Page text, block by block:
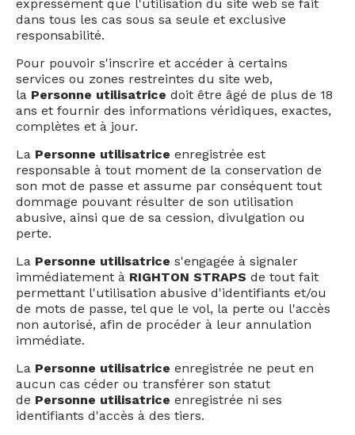
expressément que l'utilisation du site web se fait
dans tous les cas sous sa seule et exclusive
responsabilité.
Pour pouvoir s'inscrire et accéder à certains
services ou zones restreintes du site web,
la Personne utilisatrice doit être âgé de plus de 18
ans et fournir des informations véridiques, exactes,
complètes et à jour.
La Personne utilisatrice enregistrée est
responsable à tout moment de la conservation de
son mot de passe et assume par conséquent tout
dommage pouvant résulter de son utilisation
abusive, ainsi que de sa cession, divulgation ou
perte.
La Personne utilisatrice s'engagée à signaler
immédiatement à RIGHTON STRAPS de tout fait
permettant l'utilisation abusive d'identifiants et/ou
de mots de passe, tel que le vol, la perte ou l'accès
non autorisé, afin de procéder à leur annulation
immédiate.
La Personne utilisatrice enregistrée ne peut en
aucun cas céder ou transférer son statut
de Personne utilisatrice enregistrée ni ses
identifiants d'accès à des tiers.